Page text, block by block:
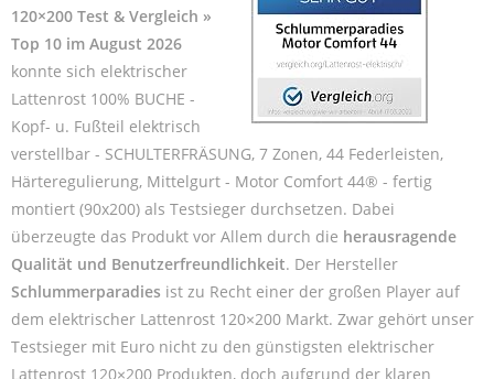
120×200 Test & Vergleich »
Top 10 im August 2026
konnte sich elektrischer
Lattenrost 100% BUCHE -
Kopf- u. Fußteil elektrisch
verstellbar - SCHULTERFRÄSUNG, 7 Zonen, 44 Federleisten,
Härteregulierung, Mittelgurt - Motor Comfort 44® - fertig
montiert (90x200) als Testsieger durchsetzen. Dabei
überzeugte das Produkt vor Allem durch die herausragende
Qualität und Benutzerfreundlichkeit. Der Hersteller
Schlummerparadies ist zu Recht einer der großen Player auf
dem elektrischer Lattenrost 120×200 Markt. Zwar gehört unser
Testsieger mit Euro nicht zu den günstigsten elektrischer
Lattenrost 120×200 Produkten, doch aufgrund der klaren